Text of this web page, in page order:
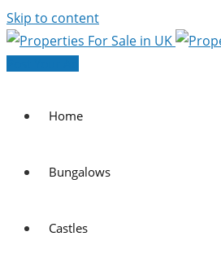
Skip to content
Home
Bungalows
Castles